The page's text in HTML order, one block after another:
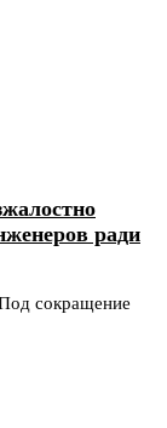
ради
сокращение